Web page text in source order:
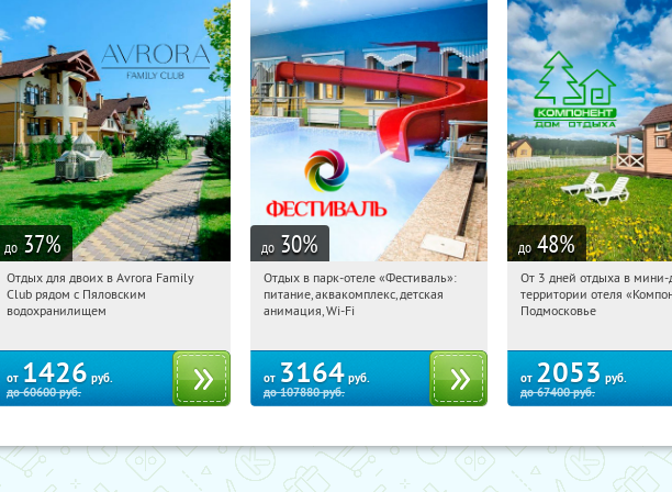
до 37%
12:41:07 Купили:
Московская обл., Мытищинский р-н,
Отдых для двоих в Avrora Family
Club рядом с Пяловским
водохранилищем
от 1426 руб.
до60600руб.
до 30%
12:41:07 Купили:
Рязанская обл., Клепиковский район,
Отдых в парк-отеле «Фестиваль»:
питание, аквакомплекс, детская
анимация, Wi-Fi
от 3164 руб.
до107880руб.
до 48%
12:41:07
Московская обл.,
От 3 дней отдыха в мини-
территории отеля
Подмосковье
от 2053 руб.
до67400руб.